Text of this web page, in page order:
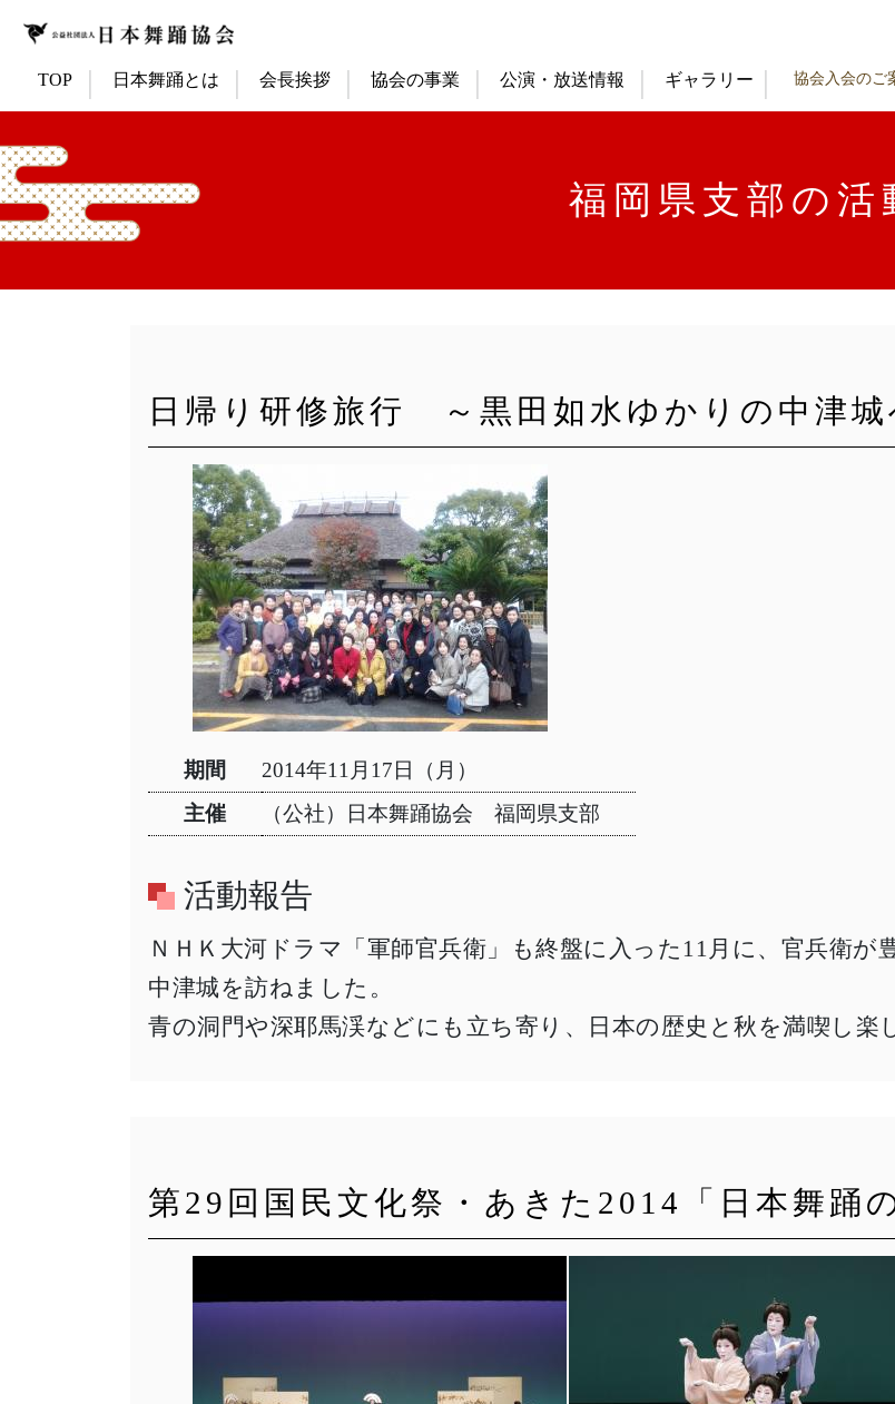
TOP 日本舞踊とは 会長挨拶 協会の事業 公演・放送情報 ギャラリー 協会入会のご
福岡県支部の活
日帰り研修旅行 ～黒田如水ゆかりの中津城
期間
2014年11月17日（月）
主催
（公社）日本舞踊協会 福岡県支部
活動報告
ＮＨＫ大河ドラマ「軍師官兵衛」も終盤に入った11月に、官兵衛が
中津城を訪ねました。
青の洞門や深耶馬渓などにも立ち寄り、日本の歴史と秋を満喫し楽
第29回国民文化祭・あきた2014「日本舞踊